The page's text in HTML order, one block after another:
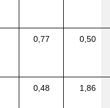
0,77 0,50
0,48 1,86